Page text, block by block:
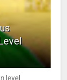
level